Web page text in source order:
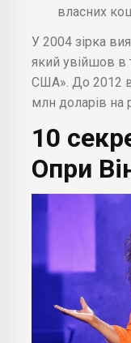
власних
У 2004 зірка
який увійшов в
США». До 2012
млн доларів на
10
Опри